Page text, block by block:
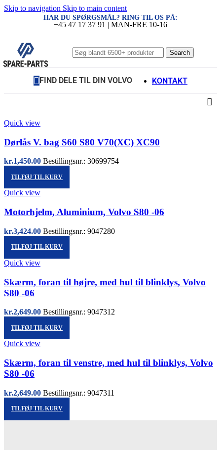
Skip to navigation Skip to main content
HAR DU SPØRGSMÅL? RING TIL OS PÅ:
+45 47 17 37 91 | MAN-FRE 10-16
Search
FIND DELE TIL DIN VOLVO KONTAKT
Quick view
Dørlås V. bag S60 S80 V70(XC) XC90
kr.1,450.00 Bestillingsnr.: 30699754
TILFØJ TIL KURV
Quick view
Motorhjelm, Aluminium, Volvo S80 -06
kr.3,424.00 Bestillingsnr.: 9047280
TILFØJ TIL KURV
Quick view
Skærm, foran til højre, med hul til blinklys, Volvo
S80 -06
kr.2,649.00 Bestillingsnr.: 9047312
TILFØJ TIL KURV
Quick view
Skærm, foran til venstre, med hul til blinklys, Volvo
S80 -06
kr.2,649.00 Bestillingsnr.: 9047311
TILFØJ TIL KURV